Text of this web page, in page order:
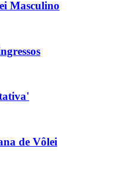
Masculino
de Vôlei